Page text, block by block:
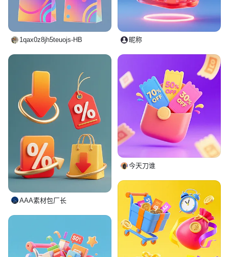
1qax0z8jh5teuojs-HB 昵称
AAA素材包厂长
今天刀谁